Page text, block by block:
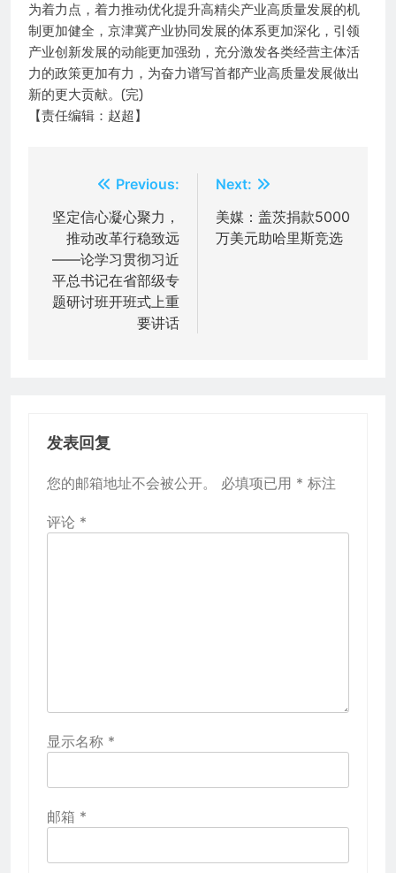
为着力点，着力推动优化提升高精尖产业高质量发展的机
制更加健全，京津冀产业协同发展的体系更加深化，引领
产业创新发展的动能更加强劲，充分激发各类经营主体活
力的政策更加有力，为奋力谱写首都产业高质量发展做出
新的更大贡献。(完)
【责任编辑：赵超】
章
航
Previous:
坚定信心凝心聚力，
推动改革行稳致远
——论学习贯彻习近
平总书记在省部级专
题研讨班开班式上重
要讲话
Next:
美媒：盖茨捐款5000
万美元助哈里斯竞选
发表回复
您的邮箱地址不会被公开。 必填项已用 * 标注
评论 *
显示名称 *
邮箱 *